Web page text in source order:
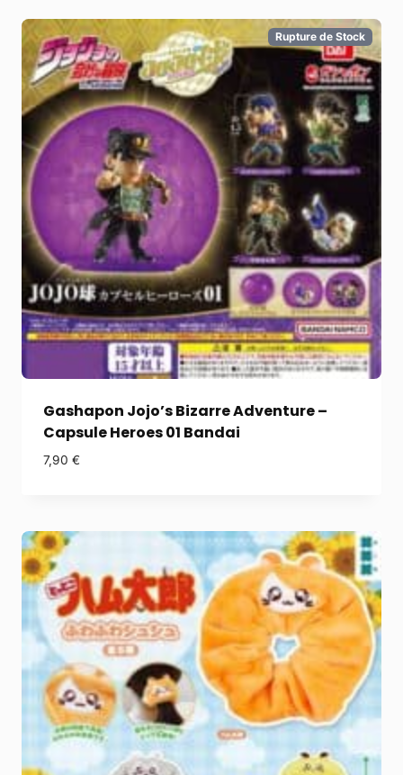
Rupture de Stock
Gashapon Jojo’s Bizarre Adventure –
Capsule Heroes 01 Bandai
7,90 €